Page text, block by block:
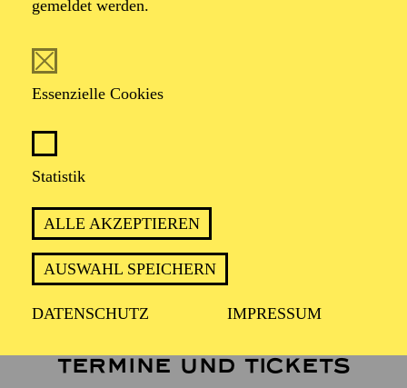
gemeldet werden.
Essenzielle Cookies
Statistik
ALLE AKZEPTIEREN
AUSWAHL SPEICHERN
DATENSCHUTZ IMPRESSUM
Er ist Gründungsmitglied des Ensembles für
der Weltmusik-Band „Tovte“.
Musik
DER BERG
TERMINE UND TICKETS